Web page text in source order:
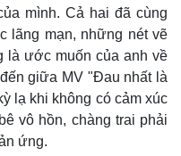
mình. Cả hai đã cùng
lãng mạn, những nét vẽ
là ước muốn của anh về
giữa MV "Đau nhất là
lạ khi không có cảm xúc
vô hồn, chàng trai phải
ứng.